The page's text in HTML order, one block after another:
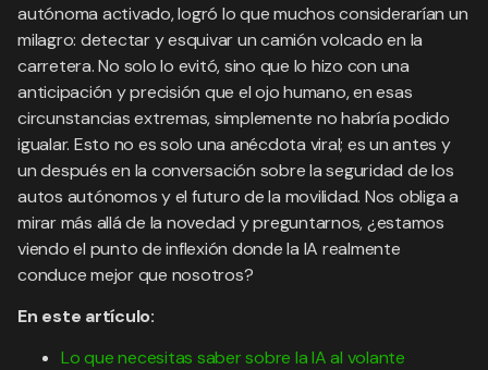
autónoma activado, logró lo que muchos considerarían un
milagro: detectar y esquivar un camión volcado en la
carretera. No solo lo evitó, sino que lo hizo con una
anticipación y precisión que el ojo humano, en esas
circunstancias extremas, simplemente no habría podido
igualar. Esto no es solo una anécdota viral; es un antes y
un después en la conversación sobre la seguridad de los
autos autónomos y el futuro de la movilidad. Nos obliga a
mirar más allá de la novedad y preguntarnos, ¿estamos
viendo el punto de inflexión donde la IA realmente
conduce mejor que nosotros?
En este artículo:
Lo que necesitas saber sobre la IA al volante